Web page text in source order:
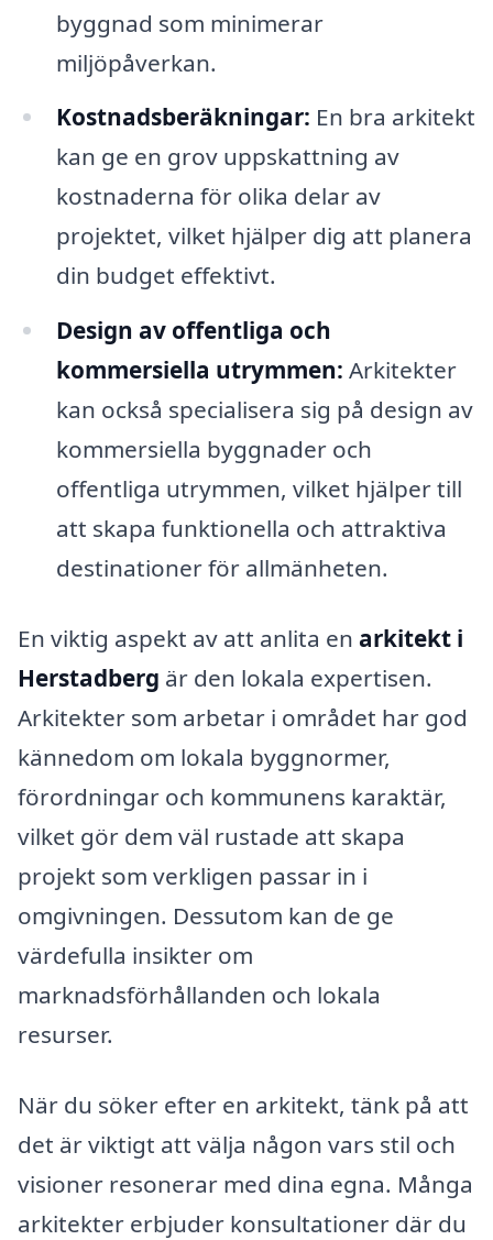
byggnad som minimerar
miljöpåverkan.
Kostnadsberäkningar: En bra arkitekt
kan ge en grov uppskattning av
kostnaderna för olika delar av
projektet, vilket hjälper dig att planera
din budget effektivt.
Design av offentliga och
kommersiella utrymmen: Arkitekter
kan också specialisera sig på design av
kommersiella byggnader och
offentliga utrymmen, vilket hjälper till
att skapa funktionella och attraktiva
destinationer för allmänheten.
En viktig aspekt av att anlita en arkitekt i
Herstadberg är den lokala expertisen.
Arkitekter som arbetar i området har god
kännedom om lokala byggnormer,
förordningar och kommunens karaktär,
vilket gör dem väl rustade att skapa
projekt som verkligen passar in i
omgivningen. Dessutom kan de ge
värdefulla insikter om
marknadsförhållanden och lokala
resurser.
När du söker efter en arkitekt, tänk på att
det är viktigt att välja någon vars stil och
visioner resonerar med dina egna. Många
arkitekter erbjuder konsultationer där du